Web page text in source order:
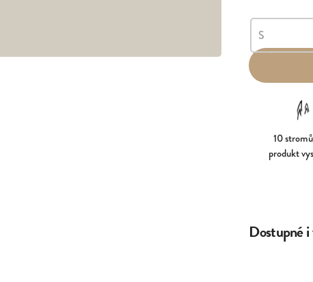
10
produkt
Dostupné